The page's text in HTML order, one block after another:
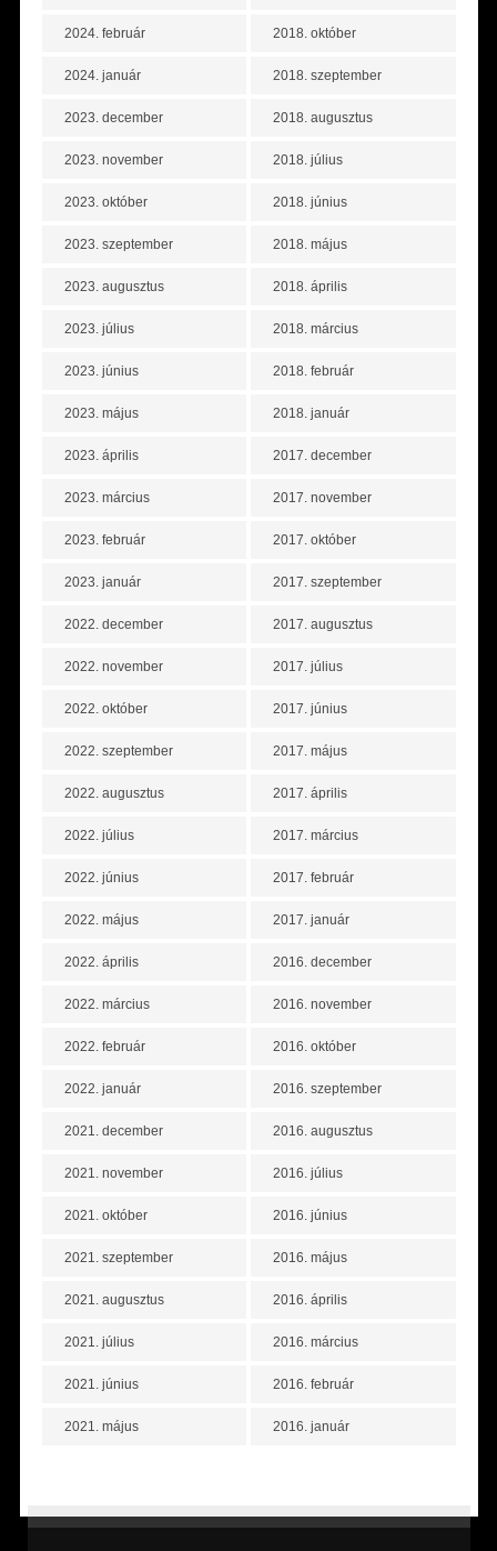
2024. február
2024. január
2023. december
2023. november
2023. október
2023. szeptember
2023. augusztus
2023. július
2023. június
2023. május
2023. április
2023. március
2023. február
2023. január
2022. december
2022. november
2022. október
2022. szeptember
2022. augusztus
2022. július
2022. június
2022. május
2022. április
2022. március
2022. február
2022. január
2021. december
2021. november
2021. október
2021. szeptember
2021. augusztus
2021. július
2021. június
2021. május
2018. október
2018. szeptember
2018. augusztus
2018. július
2018. június
2018. május
2018. április
2018. március
2018. február
2018. január
2017. december
2017. november
2017. október
2017. szeptember
2017. augusztus
2017. július
2017. június
2017. május
2017. április
2017. március
2017. február
2017. január
2016. december
2016. november
2016. október
2016. szeptember
2016. augusztus
2016. július
2016. június
2016. május
2016. április
2016. március
2016. február
2016. január